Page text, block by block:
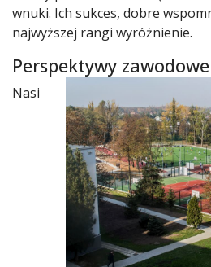
wnuki. Ich sukces, dobre
najwyższej rangi wyróżnienie.
Perspektywy
Nasi